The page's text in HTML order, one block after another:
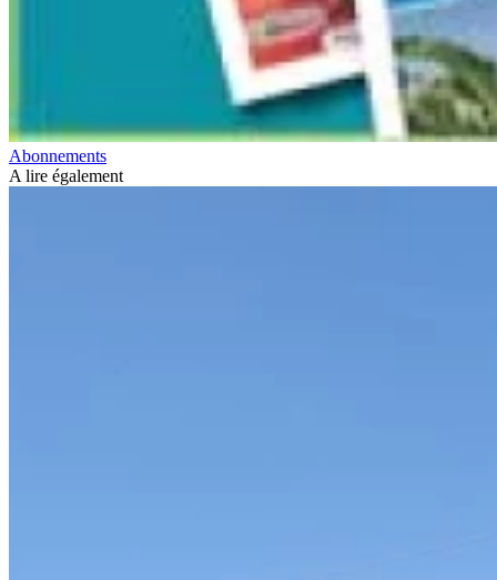
Abonnements
A lire également